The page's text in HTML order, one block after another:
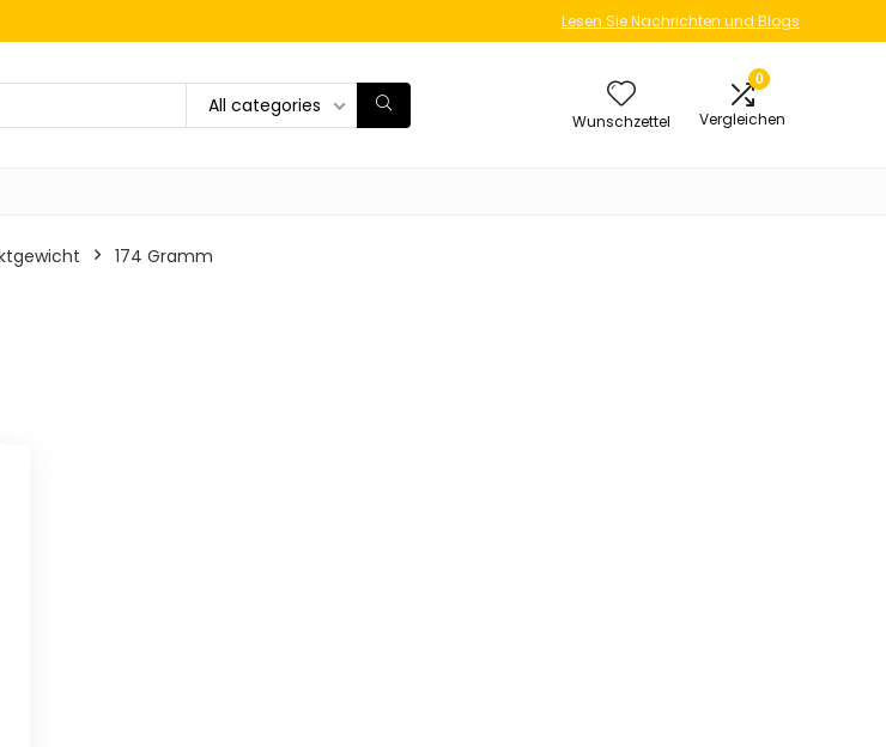
Lesen Sie Nachrichten und Blogs
All categories
Wunschzettel
0
Vergleichen
‎174 Gramm